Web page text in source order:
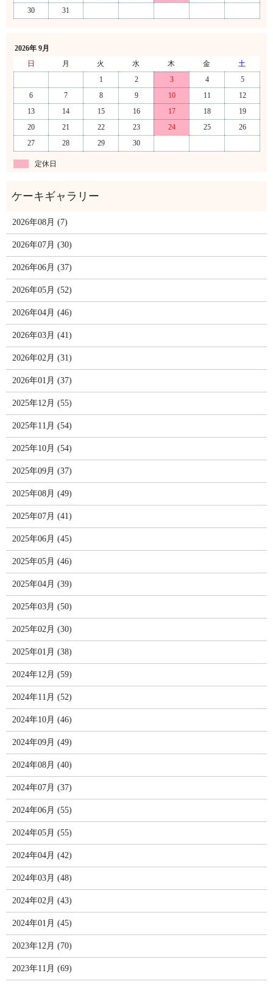
30
31
2026年 9月
日
月 火 水 木 金
土
1
2 3 4
5
6
7 8 9 10 11
12
13
14 15 16 17 18
19
20
21 22 23 24 25
26
27
28 29 30
定休日
2026年08月 (7)
2026年07月 (30)
2026年06月 (37)
2026年05月 (52)
2026年04月 (46)
2026年03月 (41)
2026年02月 (31)
2026年01月 (37)
2025年12月 (55)
2025年11月 (54)
2025年10月 (54)
2025年09月 (37)
2025年08月 (49)
2025年07月 (41)
2025年06月 (45)
2025年05月 (46)
2025年04月 (39)
2025年03月 (50)
2025年02月 (30)
2025年01月 (38)
2024年12月 (59)
2024年11月 (52)
2024年10月 (46)
2024年09月 (49)
2024年08月 (40)
2024年07月 (37)
2024年06月 (55)
2024年05月 (55)
2024年04月 (42)
2024年03月 (48)
2024年02月 (43)
2024年01月 (45)
2023年12月 (70)
2023年11月 (69)